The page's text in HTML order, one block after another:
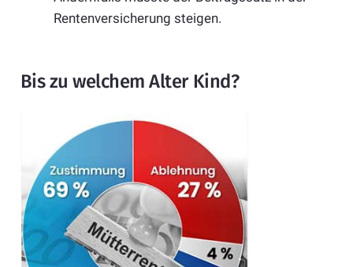
Rentenversicherung steigen.
Bis zu welchem Alter Kind?